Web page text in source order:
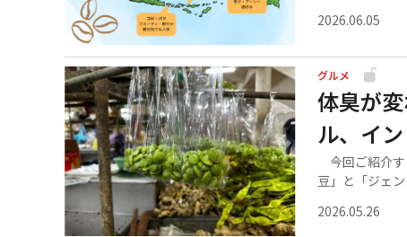
2026.06.05
グルメ
体臭が
ル、イ
今回ご紹介す
豆」と「ジェン
2026.05.26